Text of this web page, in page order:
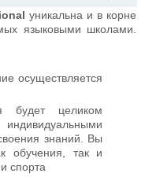
уникальна и в корне
языковыми школами.
осуществляется
будет целиком
знаний. Вы
обучения, так и
спорта